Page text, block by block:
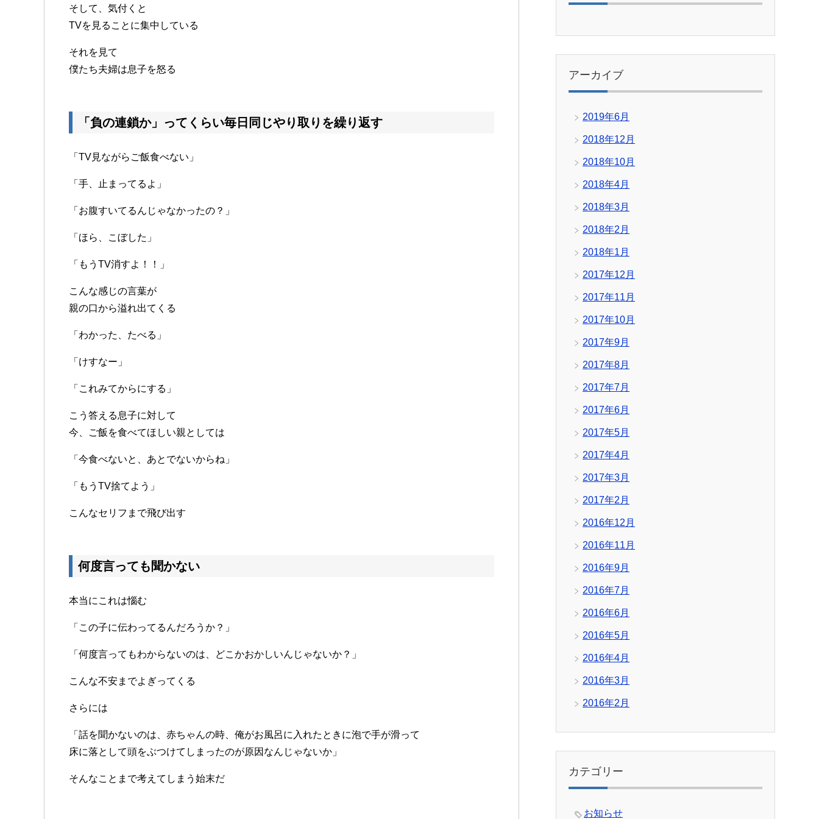
そして、気付くと
TVを見ることに集中している
それを見て
僕たち夫婦は息子を怒る
「負の連鎖か」ってくらい毎日同じやり取りを繰り返す
「TV見ながらご飯食べない」
「手、止まってるよ」
「お腹すいてるんじゃなかったの？」
「ほら、こぼした」
「もうTV消すよ！！」
こんな感じの言葉が
親の口から溢れ出てくる
「わかった、たべる」
「けすなー」
「これみてからにする」
こう答える息子に対して
今、ご飯を食べてほしい親としては
「今食べないと、あとでないからね」
「もうTV捨てよう」
こんなセリフまで飛び出す
何度言っても聞かない
本当にこれは惱む
「この子に伝わってるんだろうか？」
「何度言ってもわからないのは、どこかおかしいんじゃないか？」
こんな不安までよぎってくる
さらには
「話を聞かないのは、赤ちゃんの時、俺がお風呂に入れたときに泡で手が滑って
床に落として頭をぶつけてしまったのが原因なんじゃないか」
そんなことまで考えてしまう始末だ
アーカイブ
2019年6月
2018年12月
2018年10月
2018年4月
2018年3月
2018年2月
2018年1月
2017年12月
2017年11月
2017年10月
2017年9月
2017年8月
2017年7月
2017年6月
2017年5月
2017年4月
2017年3月
2017年2月
2016年12月
2016年11月
2016年9月
2016年7月
2016年6月
2016年5月
2016年4月
2016年3月
2016年2月
カテゴリー
お知らせ